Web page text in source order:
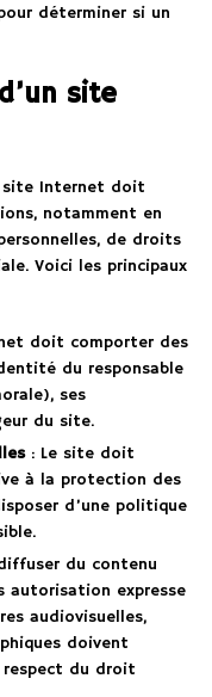
déterminer si un
site
site Internet doit
notamment en
de droits
Voici les principaux
doit comporter des
du responsable
ses
du site.
: Le site doit
à la protection des
d’une politique
du contenu
autorisation expresse
audiovisuelles,
doivent
du droit